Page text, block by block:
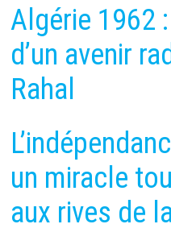
Algérie 1962
d’un avenir
Rahal
un miracle
aux rives de